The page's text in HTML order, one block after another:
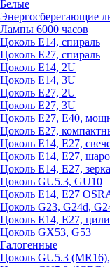
Белые
Энергосберегающие
Лампы 6000 часов
Цоколь Е14, спираль
Цоколь Е27, спираль
Цоколь Е14, 2U
Цоколь Е14, 3U
Цоколь Е27, 2U
Цоколь Е27, 3U
Цоколь Е27, Е40,
Цоколь Е27,
Цоколь Е14, Е27,
Цоколь Е14, Е27,
Цоколь Е14, Е27,
Цоколь GU5.3, GU10
Цоколь Е14, Е27
Цоколь G23, G24d,
Цоколь Е14, Е27,
Цоколь GX53, G53
Галогенные
Цоколь GU5.3